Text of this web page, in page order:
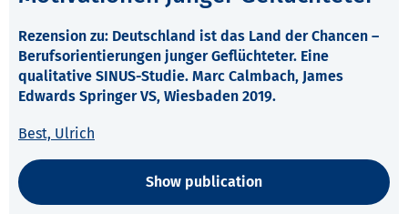
Rezension zu: Deutschland ist das Land der Chancen –
Berufsorientierungen junger Geflüchteter. Eine
qualitative SINUS-Studie. Marc Calmbach, James
Edwards Springer VS, Wiesbaden 2019.
Best, Ulrich
Show publication